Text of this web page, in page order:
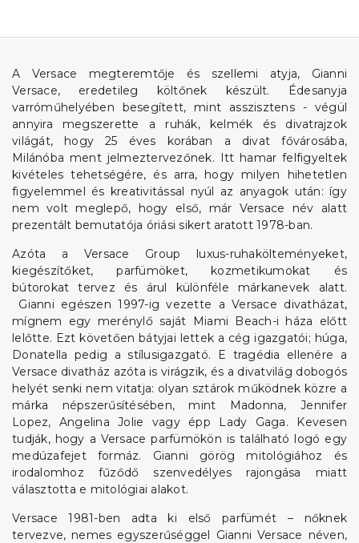
A Versace megteremtője és szellemi atyja, Gianni
Versace, eredetileg költőnek készült. Édesanyja
varróműhelyében besegített, mint asszisztens - végül
annyira megszerette a ruhák, kelmék és divatrajzok
világát, hogy 25 éves korában a divat fővárosába,
Milánóba ment jelmeztervezőnek. Itt hamar felfigyeltek
kivételes tehetségére, és arra, hogy milyen hihetetlen
figyelemmel és kreativitással nyúl az anyagok után: így
nem volt meglepő, hogy első, már Versace név alatt
prezentált bemutatója óriási sikert aratott 1978-ban.
Azóta a Versace Group luxus-ruhakölteményeket,
kiegészítőket, parfümöket, kozmetikumokat és
bútorokat tervez és árul különféle márkanevek alatt.
Gianni egészen 1997-ig vezette a Versace divatházat,
mígnem egy merénylő saját Miami Beach-i háza előtt
lelőtte. Ezt követően bátyjai lettek a cég igazgatói; húga,
Donatella pedig a stílusigazgató. E tragédia ellenére a
Versace divatház azóta is virágzik, és a divatvilág dobogós
helyét senki nem vitatja: olyan sztárok működnek közre a
márka népszerűsítésében, mint Madonna, Jennifer
Lopez, Angelina Jolie vagy épp Lady Gaga. Kevesen
tudják, hogy a Versace parfümökön is található logó egy
medúzafejet formáz. Gianni görög mitológiához és
irodalomhoz fűződő szenvedélyes rajongása miatt
választotta e mitológiai alakot.
Versace 1981-ben adta ki első parfümét – nőknek
tervezve, nemes egyszerűséggel Gianni Versace néven,